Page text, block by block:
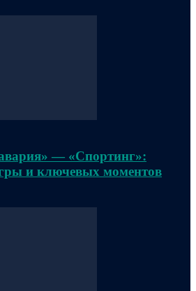
— «Спортинг»:
и ключевых моментов